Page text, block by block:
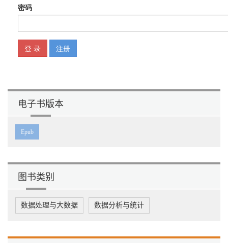
6.2 添加自定义监听器 75
6.3 启动核心run方法 76
6.3.3 获取SpringApplicationRunListeners 79
6.3.4 启动SpringApplicationRunListener 80
6.3.9 准备ConfigurableApplicationContext 89
6.3.10 刷新ConfigurableApplicationContext 91
6.3.12 SpringApplicationRunListeners发布finish事件 94
7.1 初识Consul 96
7.2 搭建Consul集群 97
7.2.1 安装Consul 97
7.2.2 启动Consul集群 97
7.3.1 搭建项目框架 100
电子书版本
Epub
图书类别
数据处理与大数据 数据分析与统计